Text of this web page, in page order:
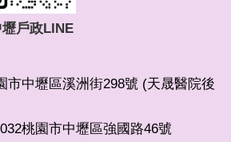
壢戶政LINE
市中壢區溪洲街298號 (天晟醫院後
桃園市中壢區強國路46號